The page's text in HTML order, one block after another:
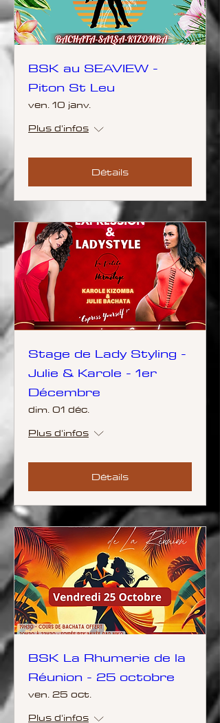
BSK au SEAVIEW -
Piton St Leu
ven. 10 janv.
Plus d'infos
Détails
Stage de Lady Styling -
Julie & Karole - 1er
Décembre
dim. 01 déc.
Plus d'infos
Détails
BSK La Rhumerie de la
Réunion - 25 octobre
ven. 25 oct.
Plus d'infos